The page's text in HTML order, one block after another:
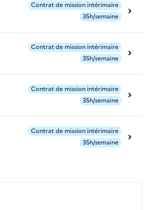
Contrat de mission intérimaire
35h/semaine
Contrat de mission intérimaire
35h/semaine
Contrat de mission intérimaire
35h/semaine
Contrat de mission intérimaire
35h/semaine